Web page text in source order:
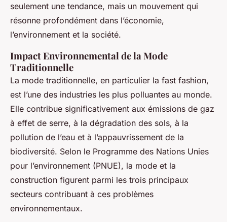
seulement une tendance, mais un mouvement qui
résonne profondément dans l’économie,
l’environnement et la société.
Impact Environnemental de la Mode
Traditionnelle
La mode traditionnelle, en particulier la fast fashion,
est l’une des industries les plus polluantes au monde.
Elle contribue significativement aux émissions de gaz
à effet de serre, à la dégradation des sols, à la
pollution de l’eau et à l’appauvrissement de la
biodiversité. Selon le Programme des Nations Unies
pour l’environnement (PNUE), la mode et la
construction figurent parmi les trois principaux
secteurs contribuant à ces problèmes
environnementaux.